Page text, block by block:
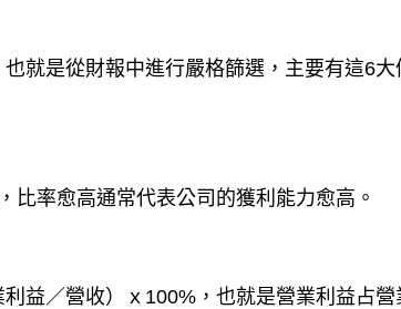
就是從財報中進行嚴格篩選，主要有這6大
比率愈高通常代表公司的獲利能力愈高。
益／營收）ｘ100%，也就是營業利益占營